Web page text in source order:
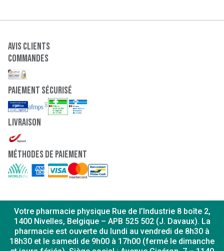
Avis clients
Commandes
paiement sécurisé
Livraison
Méthodes de paiement
Votre pharmacie physique Rue de l’Industrie 8 boîte 2,
1400 Nivelles, Belgique – APB 525 502 (J. Davaux). La
pharmacie est ouverte du lundi au vendredi de 8h30 à
18h30 et le samedi de 9h00 à 17h00 (fermé le dimanche